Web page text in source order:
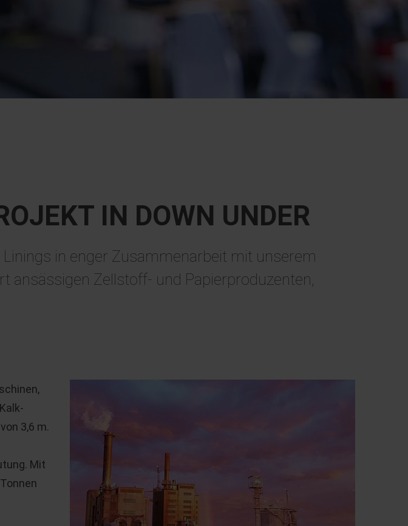
IN DOWN UNDER
in enger Zusammenarbeit mit unserem
ansässigen Zellstoff- und Papierproduzenten,
3,6 m.
Mit